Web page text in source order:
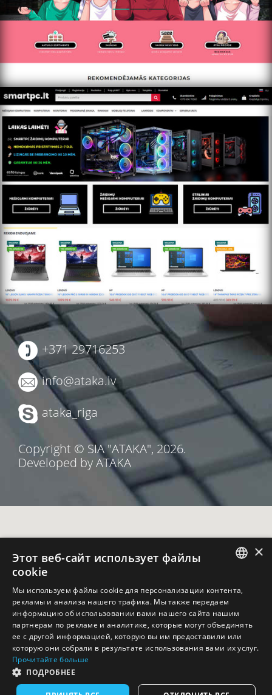
https://smartpc.lt/home/ru/
+371 29716253
info@ataka.lv
ataka_riga
Copyright © SIA "ATAKA", 2026.
Developed by ATAKA
×
Этот веб-сайт использует файлы
cookie
Мы используем файлы cookie для персонализации контента,
рекламы и анализа нашего трафика. Мы также передаем
информацию об использовании вами нашего сайта нашим
партнерам по рекламе и аналитике, которые могут объединять
ее с другой информацией, которую вы им предоставили или
которую они собрали в результате использования вами их услуг.
Прочитайте больше
ПОДРОБНЕЕ